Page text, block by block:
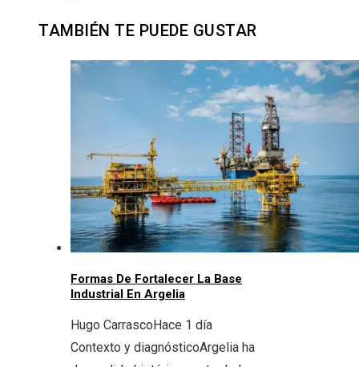
TAMBIÉN TE PUEDE GUSTAR
Formas De Fortalecer La Base
Industrial En Argelia
Hugo CarrascoHace 1 día
Contexto y diagnósticoArgelia ha